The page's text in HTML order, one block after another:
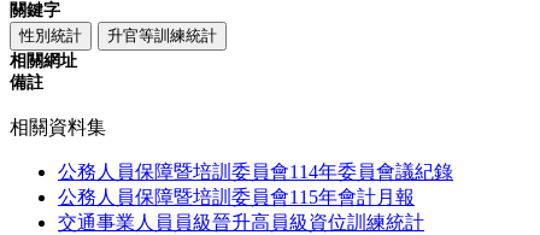
關鍵字
性別統計
升官等訓練統計
相關網址
備註
相關資料集
公務人員保障暨培訓委員會114年委員會議紀錄
公務人員保障暨培訓委員會115年會計月報
交通事業人員員級晉升高員級資位訓練統計